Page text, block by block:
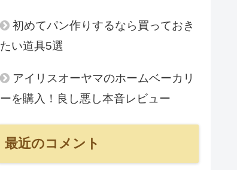
初めてパン作りするなら買っておき
たい道具5選
アイリスオーヤマのホームベーカリ
ーを購入！良し悪し本音レビュー
最近のコメント